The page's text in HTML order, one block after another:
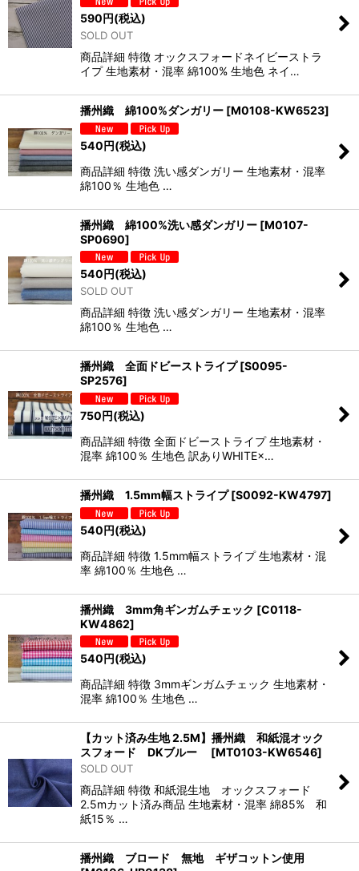
590円(税込)
SOLD OUT
商品詳細 特徴 オックスフォードネイビーストラ
イプ 生地素材・混率 綿100% 生地色 ネイ…
播州織 綿100%ダンガリー [M0108-KW6523]
540円(税込)
商品詳細 特徴 洗い感ダンガリー 生地素材・混率
綿100％ 生地色 …
播州織 綿100%洗い感ダンガリー [M0107-
SP0690]
540円(税込)
SOLD OUT
商品詳細 特徴 洗い感ダンガリー 生地素材・混率
綿100％ 生地色 …
播州織 全面ドビーストライプ [S0095-
SP2576]
750円(税込)
商品詳細 特徴 全面ドビーストライプ 生地素材・
混率 綿100％ 生地色 訳ありWHITE×…
播州織 1.5mm幅ストライプ [S0092-KW4797]
540円(税込)
商品詳細 特徴 1.5mm幅ストライプ 生地素材・混
率 綿100％ 生地色 …
播州織 3mm角ギンガムチェック [C0118-
KW4862]
540円(税込)
商品詳細 特徴 3mmギンガムチェック 生地素材・
混率 綿100％ 生地色 …
【カット済み生地 2.5M】播州織 和紙混オック
スフォード DKブルー
[MT0103-KW6546]
SOLD OUT
商品詳細 特徴 和紙混生地 オックスフォード
2.5mカット済み商品 生地素材・混率 綿85% 和
紙15％ …
播州織 ブロード 無地 ギザコットン使用